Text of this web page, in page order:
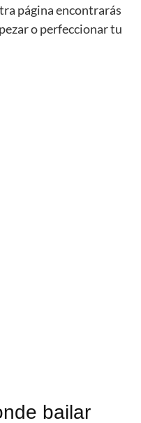
página encontrarás
o perfeccionar tu
bailar